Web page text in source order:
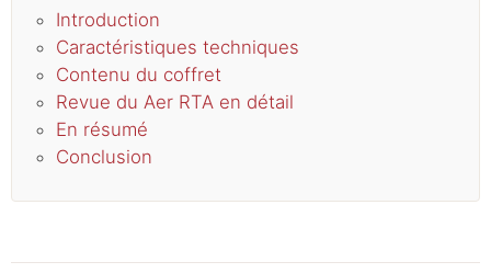
Introduction
Caractéristiques techniques
Contenu du coffret
Revue du Aer RTA en détail
En résumé
Conclusion